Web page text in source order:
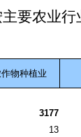
要农业
物种植业
3177
13